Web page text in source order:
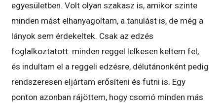
egyesületben. Volt olyan szakasz is, amikor szinte
minden mást elhanyagoltam, a tanulást is, de még a
lányok sem érdekeltek. Csak az edzés
foglalkoztatott: minden reggel lelkesen keltem fel,
és indultam el a reggeli edzésre, délutánonként pedig
rendszeresen eljártam erősíteni és futni is. Egy
ponton azonban rájöttem, hogy csomó minden más